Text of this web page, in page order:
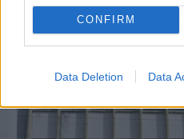
CONFIRM
Data Deletion Data